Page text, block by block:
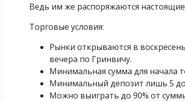
Ведь им же распоряжаются
Торговые условия:
Рынки открываются в
вечера по Гринвичу.
Минимальная сумма для начала
Минимальный депозит лишь 5
Можно выиграть до 90% от